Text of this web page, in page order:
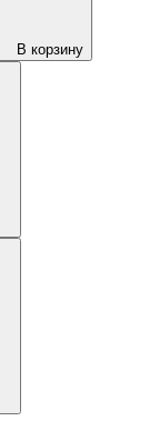
В корзину